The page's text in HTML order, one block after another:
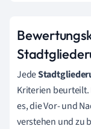
Jede
Kriterien
es, die Vor- und
verstehen und zu